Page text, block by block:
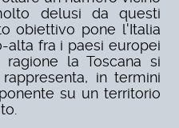
delusi da questi
obiettivo pone l'Italia
alta fra i paesi europei
la Toscana si
in termini
su un territorio